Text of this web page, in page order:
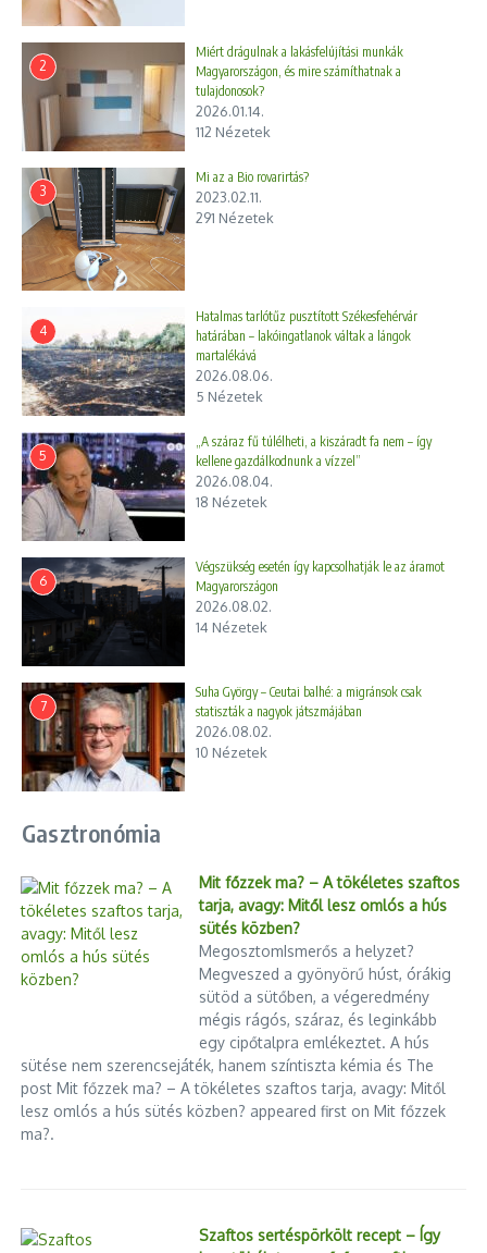
2
Miért drágulnak a lakásfelújítási munkák
Magyarországon, és mire számíthatnak a
tulajdonosok?
2026.01.14.
112 Nézetek
3
Mi az a Bio rovarirtás?
2023.02.11.
291 Nézetek
4
Hatalmas tarlótűz pusztított Székesfehérvár
határában – lakóingatlanok váltak a lángok
martalékává
2026.08.06.
5 Nézetek
5
„A száraz fű túlélheti, a kiszáradt fa nem – így
kellene gazdálkodnunk a vízzel”
2026.08.04.
18 Nézetek
6
Végszükség esetén így kapcsolhatják le az áramot
Magyarországon
2026.08.02.
14 Nézetek
7
Suha György – Ceutai balhé: a migránsok csak
statiszták a nagyok játszmájában
2026.08.02.
10 Nézetek
Gasztronómia
Mit főzzek ma? – A tökéletes szaftos
tarja, avagy: Mitől lesz omlós a hús
sütés közben?
MegosztomIsmerős a helyzet?
Megveszed a gyönyörű húst, órákig
sütöd a sütőben, a végeredmény
mégis rágós, száraz, és leginkább
egy cipőtalpra emlékeztet. A hús
sütése nem szerencsejáték, hanem színtiszta kémia és The
post Mit főzzek ma? – A tökéletes szaftos tarja, avagy: Mitől
lesz omlós a hús sütés közben? appeared first on Mit főzzek
ma?.
Szaftos sertéspörkölt recept – Így